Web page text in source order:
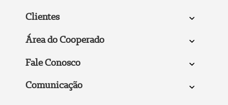
Clientes
Área do Cooperado
Fale Conosco
Comunicação